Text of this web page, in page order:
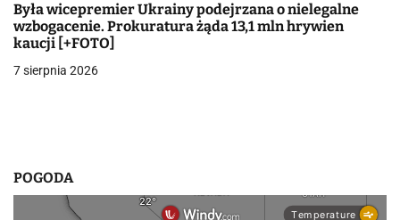
p
i
Była wicepremier Ukrainy podejrzana o nielegalne
wzbogacenie. Prokuratura żąda 13,1 mln hrywien
kaucji [+FOTO]
7 sierpnia 2026
POGODA